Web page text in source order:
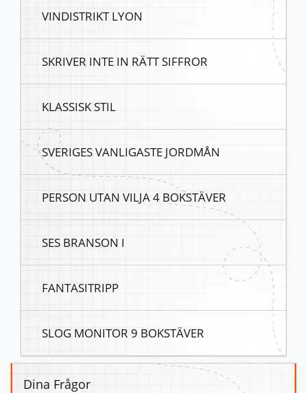
VINDISTRIKT LYON
SKRIVER INTE IN RÄTT SIFFROR
KLASSISK STIL
SVERIGES VANLIGASTE JORDMÅN
PERSON UTAN VILJA 4 BOKSTÄVER
SES BRANSON I
FANTASITRIPP
SLOG MONITOR 9 BOKSTÄVER
Dina Frågor